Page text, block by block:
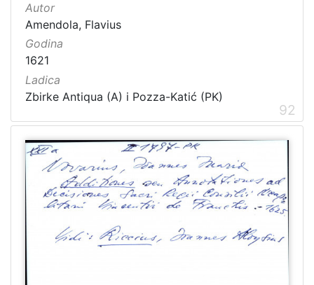
Autor
Amendola, Flavius
Godina
1621
Ladica
Zbirke Antiqua (A) i Pozza-Katić (PK)
92